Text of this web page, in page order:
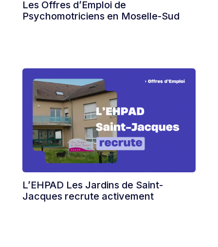
Les Offres d’Emploi de
Psychomotriciens en Moselle-Sud
L’EHPAD Les Jardins de Saint-
Jacques recrute activement